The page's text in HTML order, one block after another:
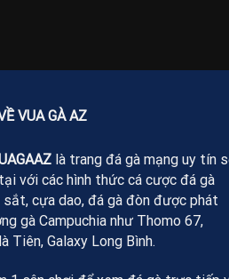
VUA GÀ AZ
là trang đá gà mạng uy tín
với các hình thức cá cược đá gà
sắt, cựa dao, đá gà đòn được phát
gà Campuchia như Thomo 67,
Tiên, Galaxy Long Bình.